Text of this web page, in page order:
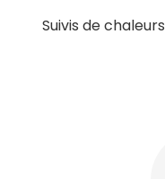
Suivis de